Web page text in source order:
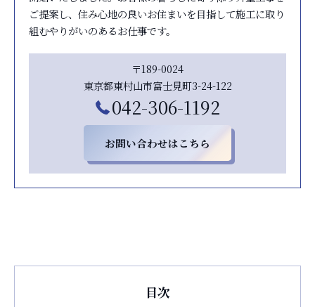
ご提案し、住み心地の良いお住まいを目指して施工に取り
組むやりがいのあるお仕事です。
〒189-0024
東京都東村山市富士見町3-24-122
042-306-1192
お問い合わせはこちら
目次